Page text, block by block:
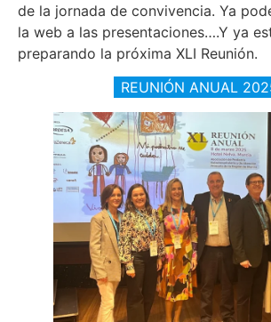
de la jornada de convivencia. Ya
la web a las presentaciones….Y ya
preparando la próxima XLI Reunión.
REUNIÓN ANUAL